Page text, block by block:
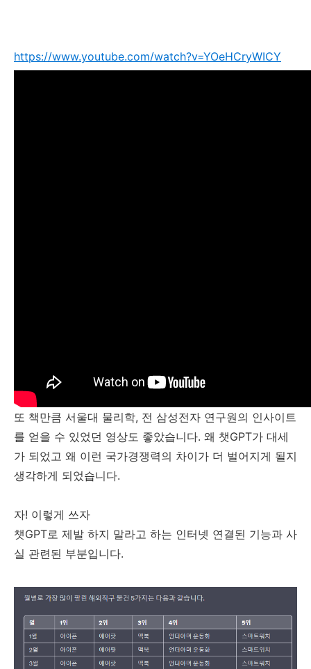
https://www.youtube.com/watch?v=YOeHCryWICY
또 책만큼 서울대 물리학, 전 삼성전자 연구원의 인사이트
를 얻을 수 있었던 영상도 좋았습니다. 왜 챗GPT가 대세
가 되었고 왜 이런 국가경쟁력의 차이가 더 벌어지게 될지
생각하게 되었습니다.
자! 이렇게 쓰자
챗GPT로 제발 하지 말라고 하는 인터넷 연결된 기능과 사
실 관련된 부분입니다.